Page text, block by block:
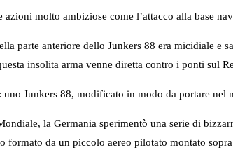
molto ambiziose come l’attacco alla base
parte anteriore dello Junkers 88 era micidiale e
insolita arma venne diretta contro i ponti sul
Junkers 88, modificato in modo da portare
la Germania sperimentò una serie di
da un piccolo aereo pilotato montato